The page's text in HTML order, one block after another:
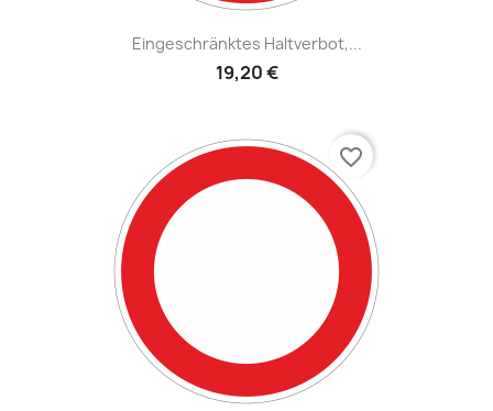
Eingeschränktes Haltverbot,...
19,20 €
favorite_border